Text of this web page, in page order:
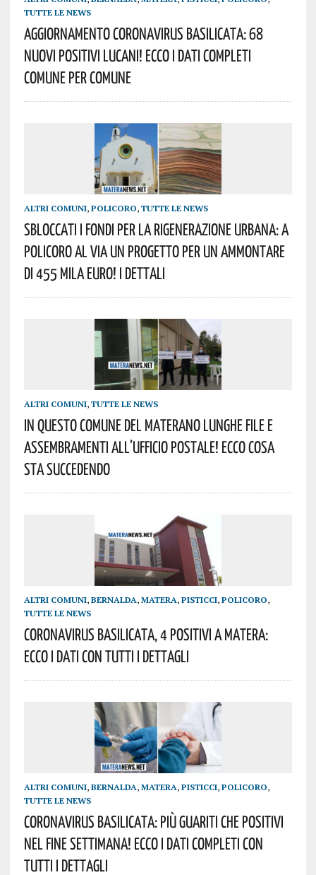
TUTTE LE NEWS
AGGIORNAMENTO Coronavirus Basilicata: 68
Nuovi Positivi Lucani! Ecco I Dati Completi
Comune Per Comune
ALTRI COMUNI, POLICORO, TUTTE LE NEWS
Sbloccati I Fondi Per La Rigenerazione Urbana: A
Policoro Al Via Un Progetto Per Un Ammontare
Di 455 Mila Euro! I Dettali
ALTRI COMUNI, TUTTE LE NEWS
In Questo Comune Del Materano Lunghe File E
Assembramenti All’Ufficio Postale! Ecco Cosa
Sta Succedendo
ALTRI COMUNI, BERNALDA, MATERA, PISTICCI, POLICORO,
TUTTE LE NEWS
Coronavirus Basilicata, 4 Positivi A Matera:
Ecco I Dati Con Tutti I Dettagli
ALTRI COMUNI, BERNALDA, MATERA, PISTICCI, POLICORO,
TUTTE LE NEWS
Coronavirus Basilicata: Più Guariti Che Positivi
Nel Fine Settimana! Ecco I Dati Completi Con
Tutti I Dettagli